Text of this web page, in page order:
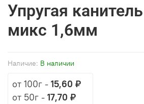
Наличие: В наличии
Упругая
микс 1,6мм
от 100г - 15,60 ₽
от 50г - 17,70 ₽